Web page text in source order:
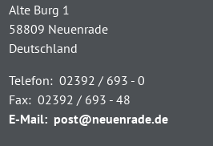
Alte Burg 1
58809 Neuenrade
Deutschland
Telefon: 02392 / 693 - 0
Fax: 02392 / 693 - 48
E-Mail: post@neuenrade.de